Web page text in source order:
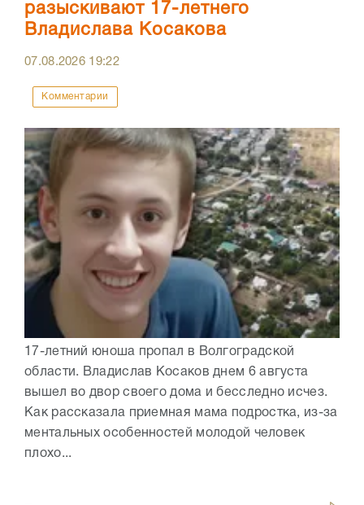
разыскивают 17-летнего
Владислава Косакова
07.08.2026 19:22
Комментарии
17-летний юноша пропал в Волгоградской
области. Владислав Косаков днем 6 августа
вышел во двор своего дома и бесследно исчез.
Как рассказала приемная мама подростка, из-за
ментальных особенностей молодой человек
плохо...